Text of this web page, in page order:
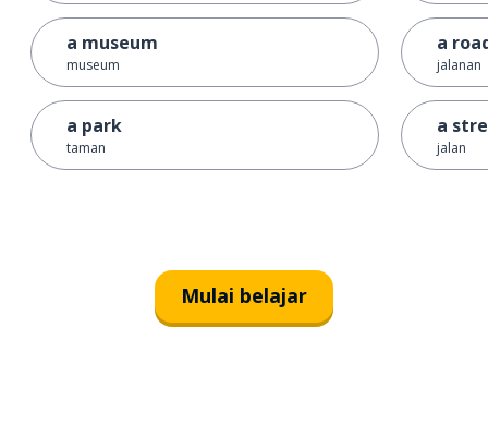
a museum
museum
a park
taman
a
jalanan
a
jalan
Mulai belajar